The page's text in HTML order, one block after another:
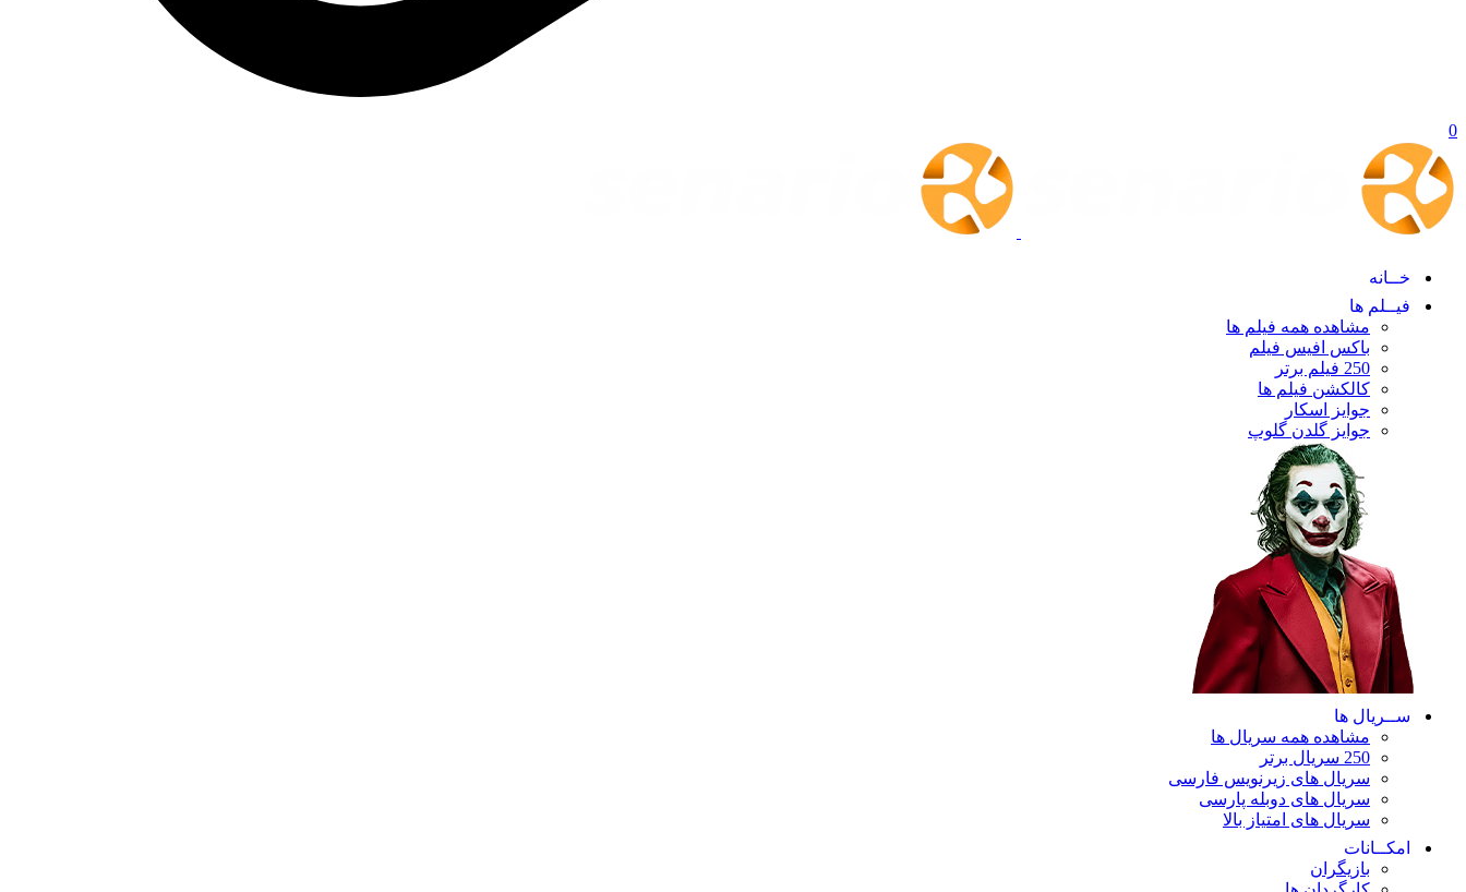
0
خــانه
فیــلم ها
مشاهده همه فیلم ها
باکس افیس فیلم
250 فیلم برتر
کالکشن فیلم ها
جوایز اسکار
جوایز گلدن گلوپ
ســریال ها
مشاهده همه سریال ها
250 سریال برتر
سریال های زیرنویس فارسی
سریال های دوبله پارسی
سریال های امتیاز بالا
امکــانات
بازیگران